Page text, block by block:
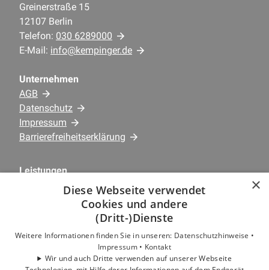
Greinerstraße 15
12107 Berlin
Telefon: 030 6289000
E-Mail: info@kempinger.de
Unternehmen
AGB
Datenschutz
Impressum
Barrierefreiheitserklärung
Leistungen
Kundenservice
×
Diese Webseite verwendet
Cookies und andere
(Dritt-)Dienste
Weitere Informationen finden Sie in unseren: Datenschutzhinweise •
Impressum • Kontakt
Wir und auch Dritte verwenden auf unserer Webseite